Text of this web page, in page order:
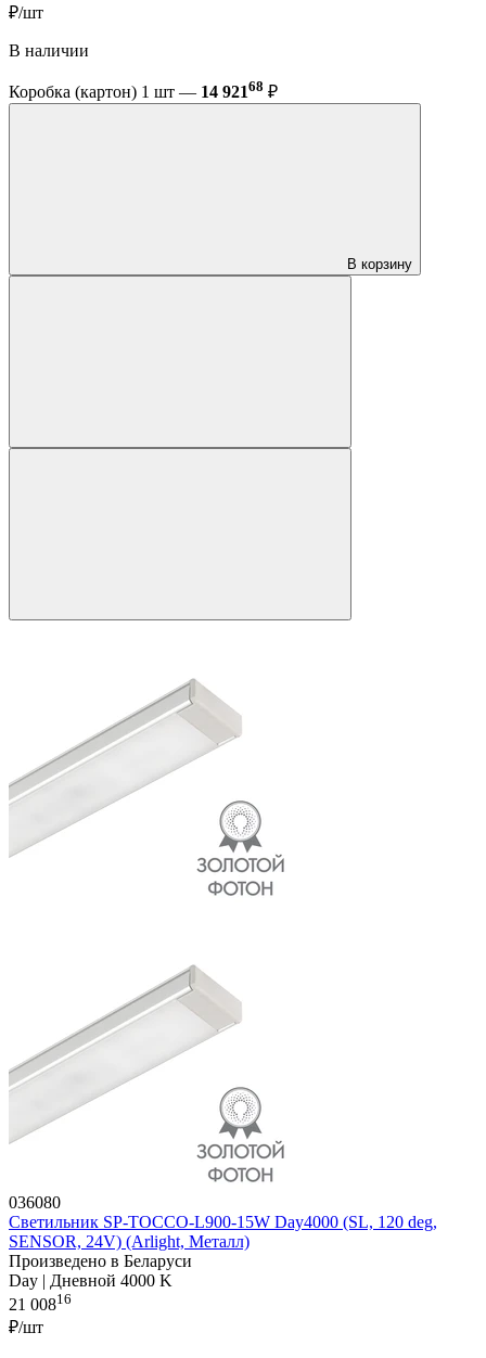
₽/шт
В наличии
Коробка (картон) 1 шт — 14 92168 ₽
В корзину
036080
Светильник SP-TOCCO-L900-15W Day4000 (SL, 120 deg,
SENSOR, 24V) (Arlight, Металл)
Произведено в Беларуси
Day | Дневной 4000 K
21 00816
₽/шт